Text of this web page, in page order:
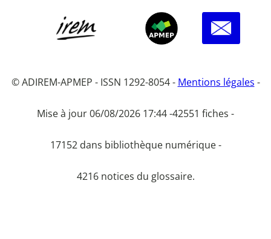
© ADIREM-APMEP - ISSN 1292-8054 - Mentions légales -
Mise à jour 06/08/2026 17:44 -42551 fiches -
17152 dans bibliothèque numérique -
4216 notices du glossaire.